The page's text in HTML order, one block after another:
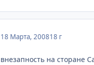
18 Марта, 200818 г
внезапность на сторане